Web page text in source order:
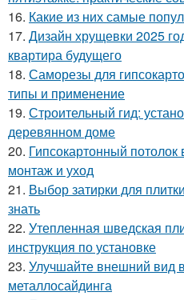
16. Какие из них самые
17. Дизайн хрущевки 2025
квартира будущего
18. Саморезы для
типы и применение
19. Строительный гид:
деревянном доме
20. Гипсокартонный
монтаж и уход
21. Выбор затирки для
знать
22. Утепленная шведская
инструкция по установке
23. Улучшайте внешний вид
металлосайдинга